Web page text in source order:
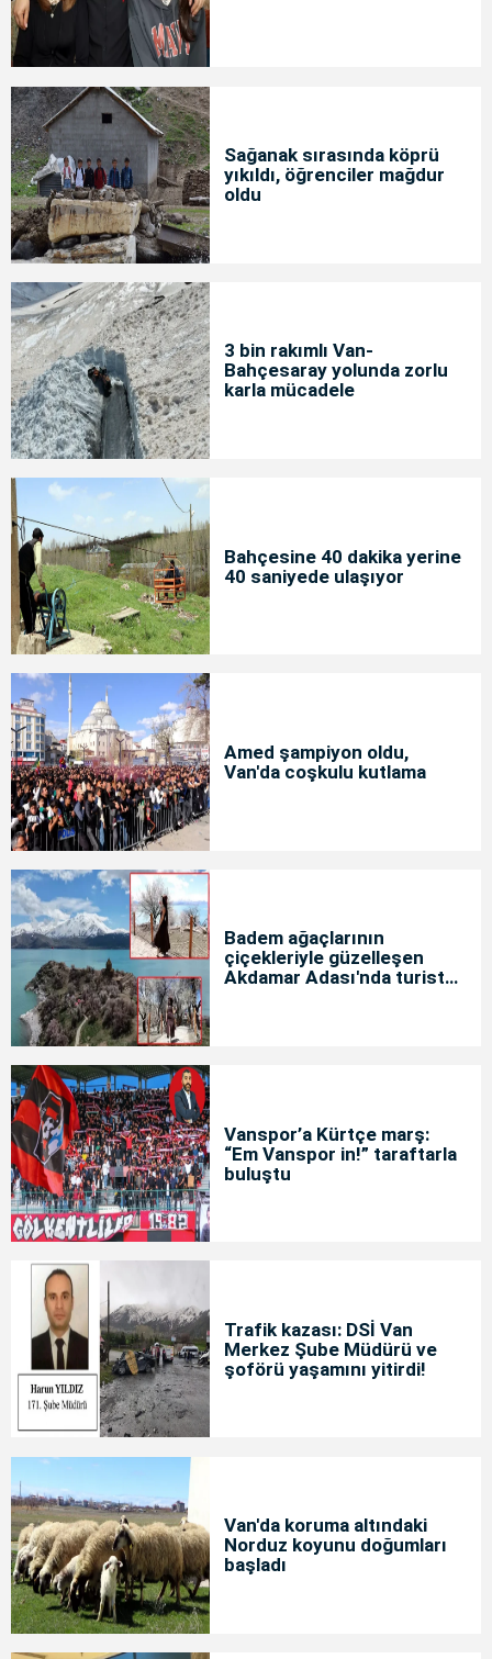
Sağanak sırasında köprü
yıkıldı, öğrenciler mağdur
oldu
3 bin rakımlı Van-
Bahçesaray yolunda zorlu
karla mücadele
Bahçesine 40 dakika yerine
40 saniyede ulaşıyor
Amed şampiyon oldu,
Van'da coşkulu kutlama
Badem ağaçlarının
çiçekleriyle güzelleşen
Akdamar Adası'nda turist
Vanspor’a Kürtçe marş:
“Em Vanspor in!” taraftarla
buluştu
Trafik kazası: DSİ Van
Merkez Şube Müdürü ve
şoförü yaşamını yitirdi!
Van'da koruma altındaki
Norduz koyunu doğumları
başladı